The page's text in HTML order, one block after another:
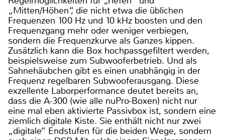
„Mitten/Höhen“, die nicht etwa die üblichen
Frequenzen 100 Hz und 10 kHz boosten und den
Frequenzgang mehr oder weniger verbiegen,
sondern die Frequenzkurve als Ganzes kippen.
Zusätzlich kann die Box hochpassgefiltert werden,
beispielsweise zum Subwooferbetrieb. Und als
Sahnehäubchen gibt es einen unabhängig in der
Frequenz regelbaren Subwooferausgang. Diese
exzellente Laborperformance deutet bereits an,
dass die A-300 (wie alle nuPro-Boxen) nicht nur
eine mal eben aktivierte Passivbox ist, sondern eine
ziemlich digitale Kiste. Sie enthält nicht nur zwei
„digitale“ Endstufen für die beiden Wege, sondern